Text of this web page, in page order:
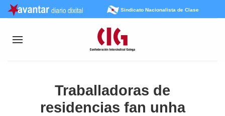
Sindicato Nacionalista de Clase
Traballadoras de
residencias fan unha